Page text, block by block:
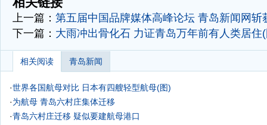
上一篇： 第五届中国品牌媒体高峰论坛 青岛新闻网斩
下一篇： 大雨冲出骨化石 力证青岛万年前有人类居住
相关阅读 青岛新闻
·世界各国航母对比 日本有四艘轻型航母(图)
·为航母 青岛六村庄集体迁移
·青岛六村庄迁移 疑似要建航母港口